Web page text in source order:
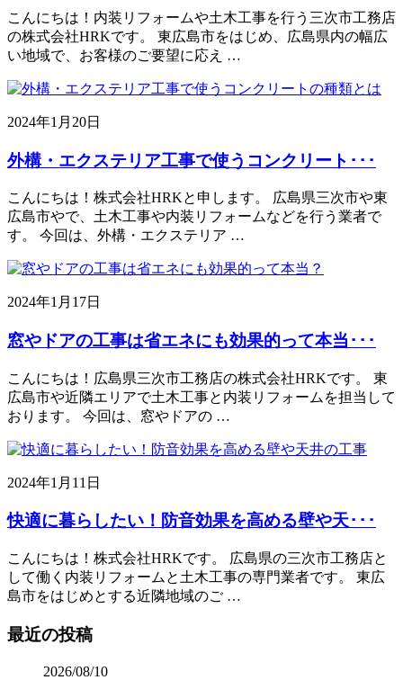
こんにちは！内装リフォームや土木工事を行う三次市工務店
の株式会社HRKです。 東広島市をはじめ、広島県内の幅広
い地域で、お客様のご要望に応え …
2024年1月20日
外構・エクステリア工事で使うコンクリート･･･
こんにちは！株式会社HRKと申します。 広島県三次市や東
広島市やで、土木工事や内装リフォームなどを行う業者で
す。 今回は、外構・エクステリア …
2024年1月17日
窓やドアの工事は省エネにも効果的って本当･･･
こんにちは！広島県三次市工務店の株式会社HRKです。 東
広島市や近隣エリアで土木工事と内装リフォームを担当して
おります。 今回は、窓やドアの …
2024年1月11日
快適に暮らしたい！防音効果を高める壁や天･･･
こんにちは！株式会社HRKです。 広島県の三次市工務店と
して働く内装リフォームと土木工事の専門業者です。 東広
島市をはじめとする近隣地域のご …
最近の投稿
2026/08/10